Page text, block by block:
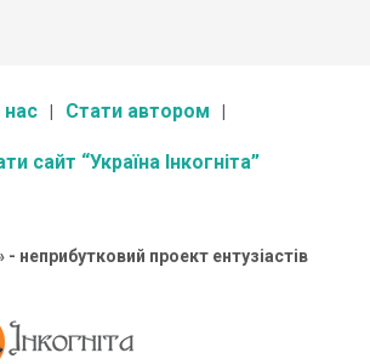
Стати автором
сайт “Україна Інкогніта”
- неприбутковий проект ентузіастів